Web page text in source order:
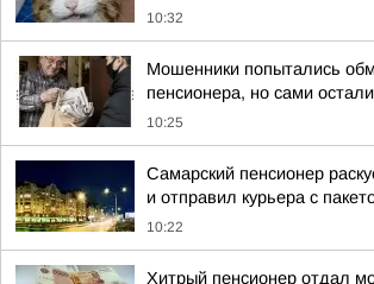
10:32
Мошенники попытались
пенсионера, но сами
10:25
Самарский пенсионер
и отправил курьера с
10:22
Хитрый пенсионер отдал